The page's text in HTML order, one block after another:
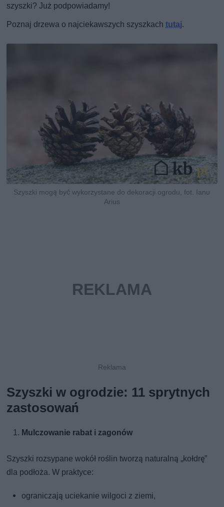
szyszki? Już podpowiadamy!
Poznaj drzewa o najciekawszych szyszkachtutaj.
Szyszki mogą być wykorzystane do dekoracji ogrodu, fot. Ianu
Arius
Szyszki w ogrodzie: 11 sprytnych
zastosowań
Mulczowanie rabat i zagonów
Szyszki rozsypane wokół roślin tworzą naturalną „kołdrę”
dla podłoża. W praktyce:
ograniczają uciekanie wilgoci z ziemi,